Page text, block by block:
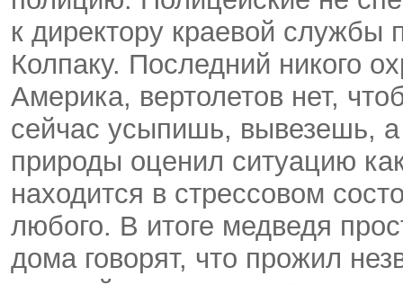
к директору краевой
Колпаку. Последний никого
Америка, вертолетов нет,
сейчас усыпишь, вывезешь,
природы оценил ситуацию
находится в стрессовом
любого. В итоге медведя
дома говорят, что прожил